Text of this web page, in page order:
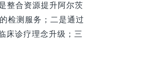
整合资源提升阿尔茨
检测服务；二是通过
床诊疗理念升级；三